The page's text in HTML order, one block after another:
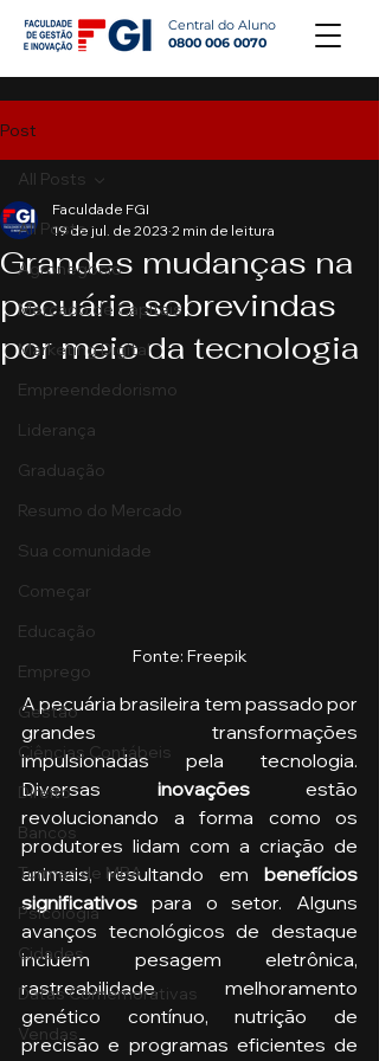
Central do Aluno
0800 006 0070
Post
All Posts
Agronegócio
Mercado de Capitais
Marketing Digital
Empreendedorismo
Liderança
Graduação
Resumo do Mercado
Sua comunidade
Começar
Educação
Emprego
Gestão
Ciências Contábeis
Direito
Bancos
Turmas de MBA
Psicologia
Cidades
Datas Comemorativas
Vendas
All Posts
Grandes mudanças na
pecuária sobrevindas
por meio da tecnologia
Faculdade FGI
19 de jul. de 2023 2 min de leitura
Fonte: Freepik
A pecuária brasileira tem passado por
grandes transformações
impulsionadas pela tecnologia.
Diversas inovações estão
revolucionando a forma como os
produtores lidam com a criação de
animais, resultando em benefícios
significativos para o setor. Alguns
avanços tecnológicos de destaque
incluem pesagem eletrônica,
rastreabilidade, melhoramento
genético contínuo, nutrição de
precisão e programas eficientes de